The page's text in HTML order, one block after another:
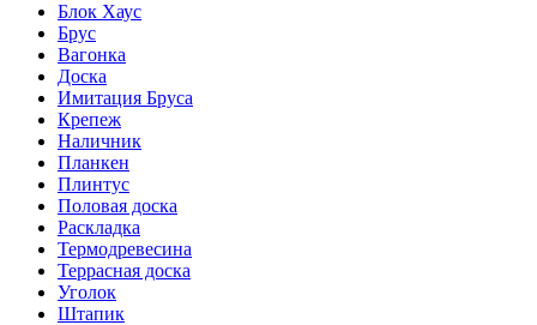
Блок Хаус
Брус
Вагонка
Доска
Имитация Бруса
Крепеж
Наличник
Планкен
Плинтус
Половая доска
Раскладка
Термодревесина
Террасная доска
Уголок
Штапик